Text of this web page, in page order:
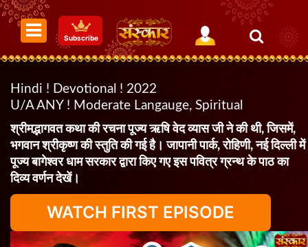
Subscribe
Hindi ! Devotional ! 2022
U/A ANY ! Moderate Langauge, Spiritual
श्रीमद्भागवत कथा की रचना पूज्य ऋषि वेद व्यास जी ने की थी, जिसमें,
भगवान श्रीकृष्ण की स्तुति की गई है। जापानी पार्क, रोहिणी, नई दिल्ली में
पूज्य बागेश्वर धाम सरकार द्वारा किए गए इस पवित्र ग्रन्थ के पाठ का
दिव्य वर्णन देखें।
WATCH FIRST EPISODE